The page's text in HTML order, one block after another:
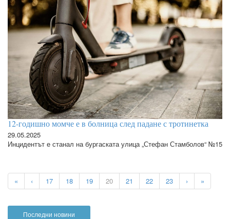
12-годишно момче е в болница след падане с тротинетка
29.05.2025
Инцидентът е станал на бургаската улица „Стефан Стамболов“ №15
« ‹ 17 18 19 20 21 22 23 › »
Последни новини